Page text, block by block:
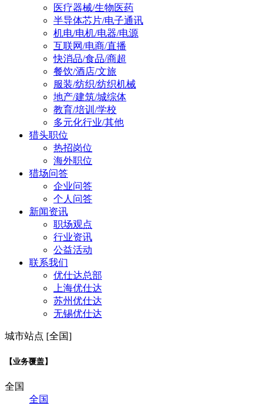
医疗器械/生物医药
半导体芯片/电子通讯
机电/电机/电器/电源
互联网/电商/直播
快消品/食品/商超
餐饮/酒店/文旅
服装/纺织/纺织机械
地产/建筑/城综体
教育/培训/学校
多元化行业/其他
猎头职位
热招岗位
海外职位
猎场问答
企业问答
个人问答
新闻资讯
职场观点
行业资讯
公益活动
联系我们
优仕达总部
上海优仕达
苏州优仕达
无锡优仕达
城市站点 [全国]
【业务覆盖】
全国
全国